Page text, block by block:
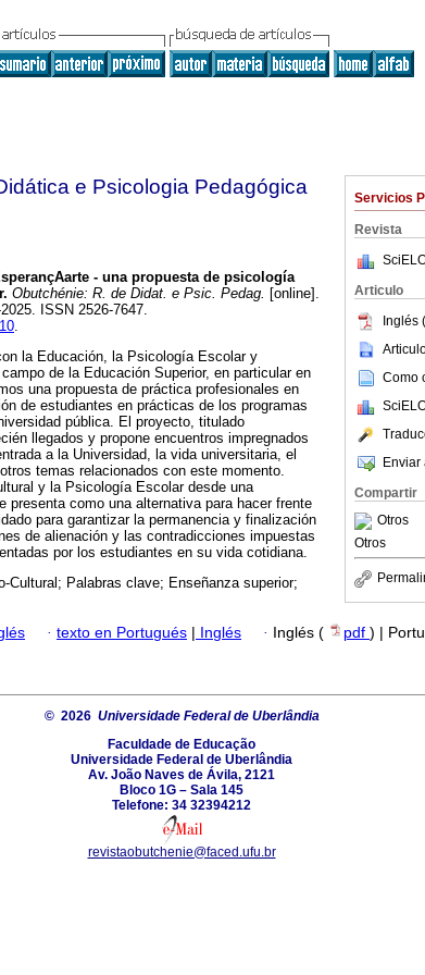
Servicios
Revista
Articulo
Inglés
Como
Enviar
Compartir
Otros
Otros
e Psicologia Pedagógica
- una propuesta de psicología
Obutchénie: R. de Didat. e Psic. Pedag. [online].
ISSN 2526-7647.
.
la Educación, la Psicología Escolar y
de la Educación Superior, en particular en
una propuesta de práctica profesionales en
de estudiantes en prácticas de los programas
pública. El proyecto, titulado
llegados y propone encuentros impregnados
a la Universidad, la vida universitaria, el
temas relacionados con este momento.
y la Psicología Escolar desde una
como una alternativa para hacer frente
para garantizar la permanencia y finalización
de alienación y las contradicciones impuestas
por los estudiantes en su vida cotidiana.
Cultural; Palabras clave; Enseñanza superior;
· texto en Portugués | Inglés · Inglés ( pdf ) |
© 2026 Universidade Federal de Uberlândia
Faculdade de Educação
Universidade Federal de Uberlândia
Av. João Naves de Ávila, 2121
Bloco 1G – Sala 145
Telefone: 34 32394212
revistaobutchenie@faced.ufu.br